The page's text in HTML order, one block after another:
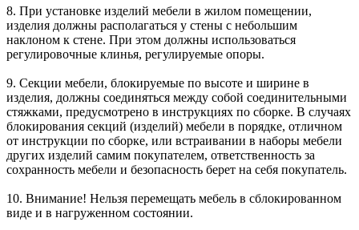
8. При установке изделий мебели в жилом помещении,
изделия должны располагаться у стены с небольшим
наклоном к стене. При этом должны использоваться
регулировочные клинья, регулируемые опоры.
9. Секции мебели, блокируемые по высоте и ширине в
изделия, должны соединяться между собой соединительными
стяжками, предусмотрено в инструкциях по сборке. В случаях
блокирования секций (изделий) мебели в порядке, отличном
от инструкции по сборке, или встраивании в наборы мебели
других изделий самим покупателем, ответственность за
сохранность мебели и безопасность берет на себя покупатель.
10. Внимание! Нельзя перемещать мебель в сблокированном
виде и в нагруженном состоянии.